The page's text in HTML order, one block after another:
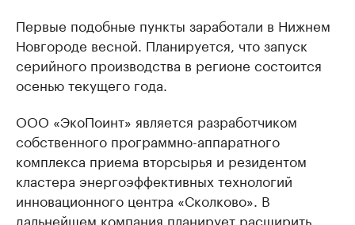
Первые подобные пункты заработали в Нижнем
Новгороде весной. Планируется, что запуск
серийного производства в регионе состоится
осенью текущего года.
ООО «ЭкоПоинт» является разработчиком
собственного программно-аппаратного
комплекса приема вторсырья и резидентом
кластера энергоэффективных технологий
инновационного центра «Сколково». В
дальнейшем компания планирует расширить